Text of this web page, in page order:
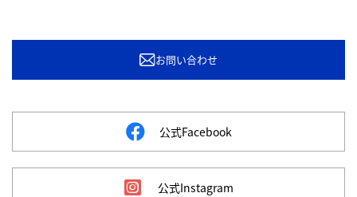
お問い合わせ
公式Facebook
公式Instagram